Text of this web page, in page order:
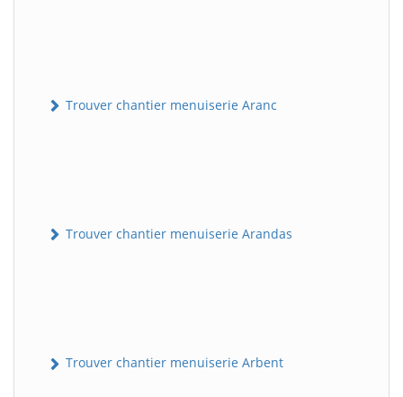
Trouver chantier menuiserie Aranc
Trouver chantier menuiserie Arandas
Trouver chantier menuiserie Arbent